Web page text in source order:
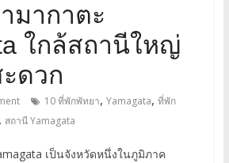
มากาตะ
ใกล้สถานีใหญ่
ดวก
10 ที่พักพัทยา, Yamagata, ที่พัก
, สถานี Yamagata
เป็นจังหวัดหนึ่งในภูมิภาค